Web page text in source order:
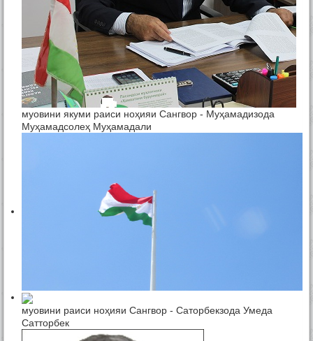
муовини якуми раиси ноҳияи Сангвор - Муҳамадизода
Муҳамадсолеҳ Муҳамадали
муовини раиси ноҳияи Сангвор - Саторбекзода Умеда
Сатторбек